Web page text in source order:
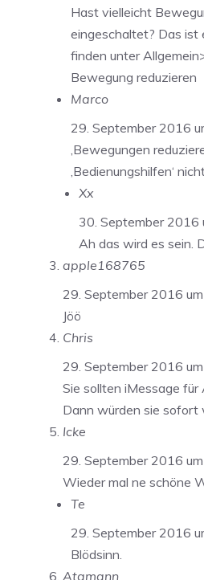
Hast vielleicht
eingeschaltet? Das ist
finden unter
Bewegung reduzieren
Marco
29. September 2016
‚Bewegungen
‚Bedienungshilfen‘
Xx
30. September 2016
Ah das wird es sein.
apple168765
29. September 2016
Jöö
Chris
29. September 2016
Sie sollten iMessage für
Dann würden sie sofort
Icke
29. September 2016
Wieder mal ne schöne
Te
29. September 2016
Blödsinn.
Atamann